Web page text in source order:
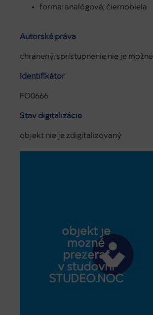
forma: analógová; čiernobiela
Autorské práva
chránený, sprístupnenie nie je možné
Identifikátor
FO0666
Stav digitalizácie
objekt nie je zdigitalizovaný
objekt je
možné
prezerať
v študovni
STUDEO.NOC